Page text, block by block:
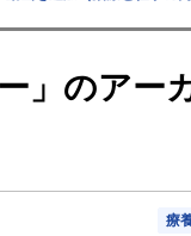
」のアー
療